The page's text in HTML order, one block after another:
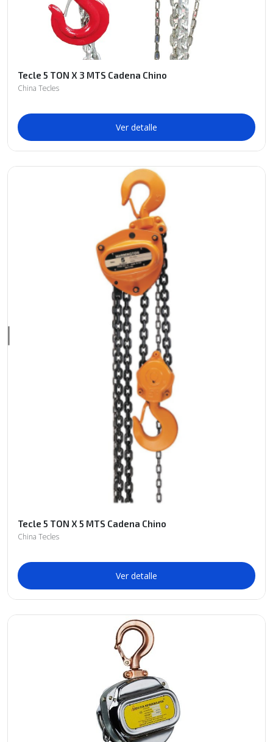
Tecle 5 TON X 3 MTS Cadena Chino
China Tecles
Ver detalle
Tecle 5 TON X 5 MTS Cadena Chino
China Tecles
Ver detalle